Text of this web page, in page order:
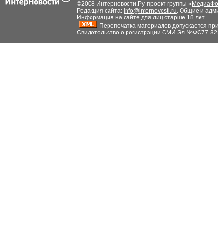
©2008 Интерновости.Ру, проект группы «
Редакция сайта: info@internovosti.ru. Общие и
Информация на сайте для лиц старше 18 лет.
Перепечатка материалов допускается
Свидетельство о регистрации СМИ Эл №ФС77-